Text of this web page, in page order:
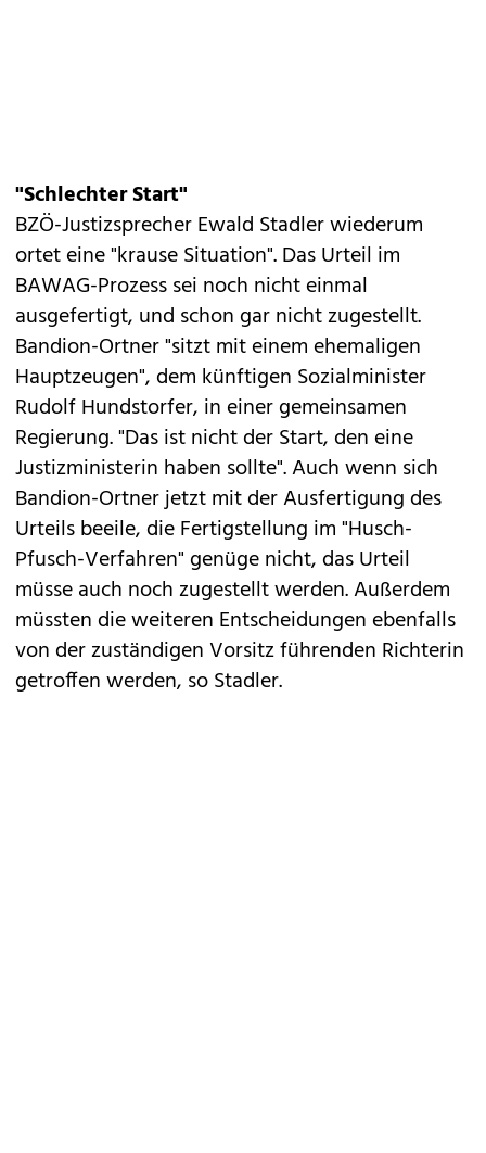
"Schlechter Start"
BZÖ-Justizsprecher Ewald Stadler wiederum
ortet eine "krause Situation". Das Urteil im
BAWAG-Prozess sei noch nicht einmal
ausgefertigt, und schon gar nicht zugestellt.
Bandion-Ortner "sitzt mit einem ehemaligen
Hauptzeugen", dem künftigen Sozialminister
Rudolf Hundstorfer, in einer gemeinsamen
Regierung. "Das ist nicht der Start, den eine
Justizministerin haben sollte". Auch wenn sich
Bandion-Ortner jetzt mit der Ausfertigung des
Urteils beeile, die Fertigstellung im "Husch-
Pfusch-Verfahren" genüge nicht, das Urteil
müsse auch noch zugestellt werden. Außerdem
müssten die weiteren Entscheidungen ebenfalls
von der zuständigen Vorsitz führenden Richterin
getroffen werden, so Stadler.